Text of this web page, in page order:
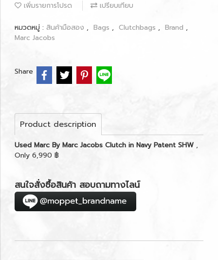
เพิ่มรายการโปรด เปรียบเทียบ
หมวดหมู่ : สินค้ามือสอง , Bags , Clutchbags , Brand ,
Marc Jacobs
Share
Product description
Used Marc By Marc Jacobs Clutch in Navy Patent SHW ,
Only 6,990 ฿
สนใจสั่งซื้อสินค้า สอบถามทางไลน์